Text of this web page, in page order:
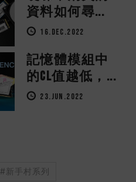
資料如何尋...
16.DEC.2022
記憶體模組中
的CL值越低，...
23.JUN.2022
#新手村系列